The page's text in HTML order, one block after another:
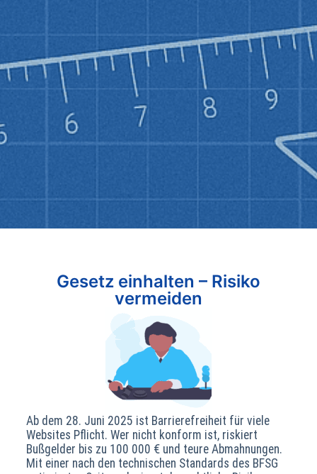
Gesetz einhalten – Risiko
vermeiden
Ab dem 28. Juni 2025 ist Barrierefreiheit für viele
Websites Pflicht. Wer nicht konform ist, riskiert
Bußgelder bis zu 100 000 € und teure Abmahnungen.
Mit einer nach den technischen Standards des BFSG